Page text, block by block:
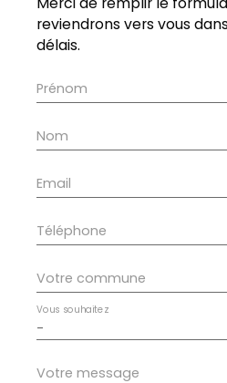
reviendrons vers vous
délais.
Prénom
Nom
Email
Téléphone
Votre commune
-
Vous souhaitez
Votre message